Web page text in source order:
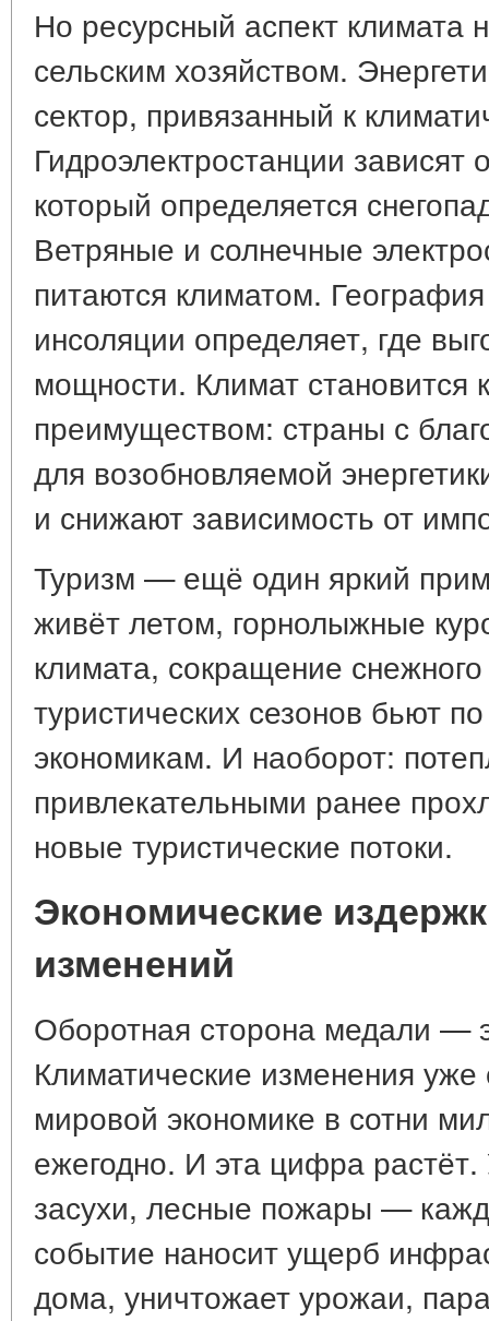
Но ресурсный аспект климата
сельским хозяйством.
сектор, привязанный к
Гидроэлектростанции зависят
который определяется
Ветряные и солнечные
питаются климатом.
инсоляции определяет, где
мощности. Климат становится
преимуществом: страны с
для возобновляемой
и снижают зависимость от
Туризм — ещё один яркий
живёт летом, горнолыжные
климата, сокращение
туристических сезонов бьют
экономикам. И наоборот:
привлекательными ранее
новые туристические потоки.
Экономические
изменений
Оборотная сторона медали —
Климатические изменения уже
мировой экономике в сотни
ежегодно. И эта цифра
засухи, лесные пожары —
событие наносит ущерб
дома, уничтожает урожаи,